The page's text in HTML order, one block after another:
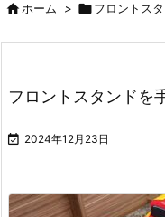
ホーム > フロントス
フロントスタンドを
 2024年12月23日